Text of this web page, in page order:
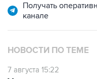
НОВОСТИ ПО ТЕМЕ
7 августа 15:22
проблемы с